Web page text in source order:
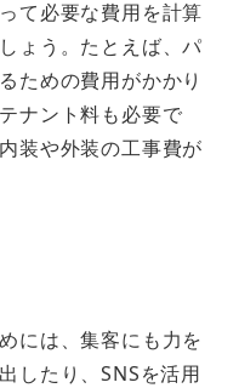
て必要な費用を計算
ょう。たとえば、パ
ための費用がかかり
ナント料も必要で
装や外装の工事費が
には、集客にも力を
したり、SNSを活用